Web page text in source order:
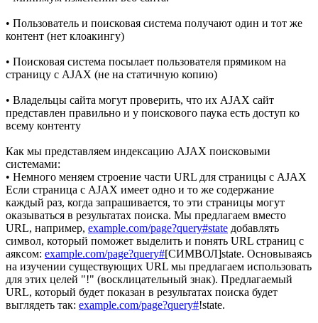
• Пользователь и поисковая система получают один и тот же
контент (нет клоакингу)
• Поисковая система посылает пользователя прямиком на
страницу с AJAX (не на статичную копию)
• Владельцы сайта могут проверить, что их AJAX сайт
представлен правильно и у поискового паука есть доступ ко
всему контенту
Как мы представляем индексацию AJAX поисковыми
системами:
• Немного меняем строение части URL для страницы с AJAX
Если страница с AJAX имеет одно и то же содержание
каждый раз, когда запрашивается, то эти страницы могут
оказываться в результатах поиска. Мы предлагаем вместо
URL, например, example.com/page?query#state добавлять
символ, который поможет выделить и понять URL страниц с
аяксом: example.com/page?query#[СИМВОЛ]state. Основываясь
на изучении существующих URL мы предлагаем использовать
для этих целей "!" (восклицательный знак). Предлагаемый
URL, который будет показан в результатах поиска будет
выглядеть так: example.com/page?query#!state.